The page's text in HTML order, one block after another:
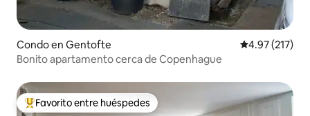
Condo en Gentofte Calificación
4.97 (217)
Bonito apartamento cerca de Copenhague
Favorito entre huéspedes preferido
Favorito entre huéspedes